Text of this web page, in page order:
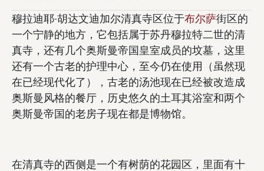
穆拉迪耶-胡达文迪加尔清真寺区位于布尔萨街区的
一个宁静的地方，它包括属于苏丹穆拉特二世的清
真寺，还有几个奥斯曼帝国皇室成员的坟墓，这里
还有一个古老的护理中心，至今仍在使用（虽然现
在已经现代化了），古老的汤池现在已经被改造成
奥斯曼风格的餐厅，历史悠久的土耳其浴室和两个
奥斯曼帝国的老房子现在都是博物馆。
在清真寺的西侧是一个有树荫的花园区，里面有十